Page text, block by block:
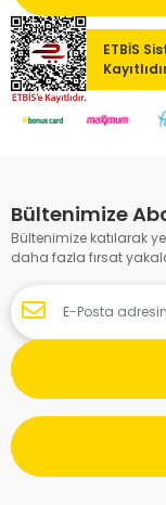
ETBİS
Bültenimize
Bültenimize katılarak
daha fazla fırsat